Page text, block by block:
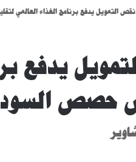
نقص التمويل يدفع برنامج الغذاء العالمي
يدفع
حصص